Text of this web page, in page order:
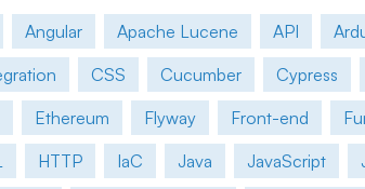
Angular Apache Lucene API
CSS Cucumber Cypress
Ethereum Flyway Front-end
HTTP IaC Java JavaScript